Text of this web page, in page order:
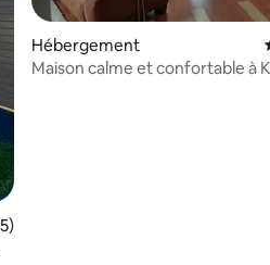
moyenne sur la base de 55
Hébergement
Maison calme et confortable à